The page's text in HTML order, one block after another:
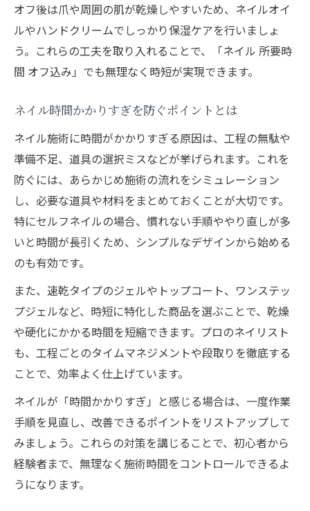
オフ後は爪や周囲の肌が乾燥しやすいため、ネイルオイ
ルやハンドクリームでしっかり保湿ケアを行いましょ
う。これらの工夫を取り入れることで、「ネイル 所要時
間 オフ込み」でも無理なく時短が実現できます。
ネイル時間かかりすぎを防ぐポイントとは
ネイル施術に時間がかかりすぎる原因は、工程の無駄や
準備不足、道具の選択ミスなどが挙げられます。これを
防ぐには、あらかじめ施術の流れをシミュレーション
し、必要な道具や材料をまとめておくことが大切です。
特にセルフネイルの場合、慣れない手順ややり直しが多
いと時間が長引くため、シンプルなデザインから始める
のも有効です。
また、速乾タイプのジェルやトップコート、ワンステッ
プジェルなど、時短に特化した商品を選ぶことで、乾燥
や硬化にかかる時間を短縮できます。プロのネイリスト
も、工程ごとのタイムマネジメントや段取りを徹底する
ことで、効率よく仕上げています。
ネイルが「時間かかりすぎ」と感じる場合は、一度作業
手順を見直し、改善できるポイントをリストアップして
みましょう。これらの対策を講じることで、初心者から
経験者まで、無理なく施術時間をコントロールできるよ
うになります。